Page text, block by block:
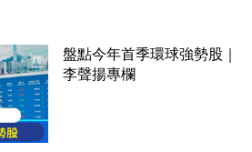
盤點今年首季環球強勢股｜
李聲揚專欄